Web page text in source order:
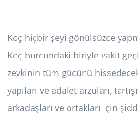
Koç hiçbir şeyi gönülsüzce
Koç burcundaki biriyle vakit
zevkinin tüm gücünü
yapıları ve adalet arzuları,
arkadaşları ve ortakları için